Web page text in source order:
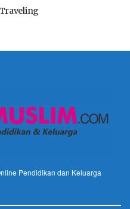
Pendidikan dan Keluarga